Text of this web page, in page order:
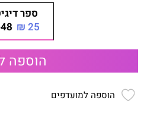
ספר
25 ₪
48 ₪
הוספה
הוספה למועדפים